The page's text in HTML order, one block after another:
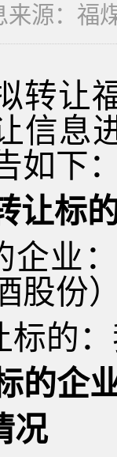
来源：福
转让
信息
如下
让标
企业
股份
标的
的企
况